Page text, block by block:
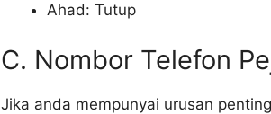
Ahad: Tutup
C. Nombor Telefon
Jika anda mempunyai urusan